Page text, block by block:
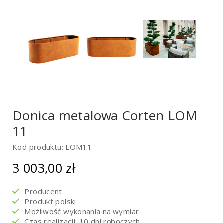
Donica metalowa Corten LOM
11
Kod produktu: LOM11
3 003,00 zł
Producent
Produkt polski
Możliwość wykonania na wymiar
Czas realizacji: 10 dni roboczych